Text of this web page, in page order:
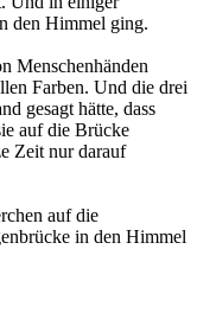
den Himmel ging.
Menschenhänden
Farben. Und die drei
gesagt hätte, dass
auf die Brücke
Zeit nur darauf
auf die
in den Himmel